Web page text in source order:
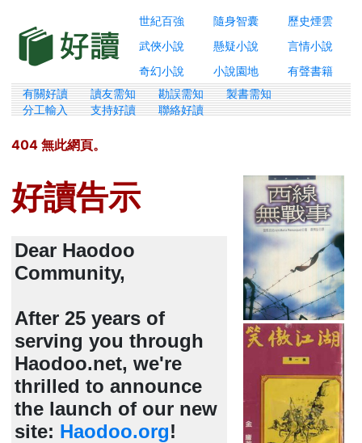
世紀百強 隨身智囊
歷史煙雲
武俠小說
懸疑小說
言情小說
奇幻小說
小說園地 有聲書籍
有關好讀 讀友需知 勘誤需知
製書需知
分工輸入
支持好讀 聯絡好讀
404 無此網頁。
好讀告示
Dear Haodoo
Community,
After 25 years of
serving you through
Haodoo.net, we're
thrilled to announce
the launch of our new
site: Haodoo.org!